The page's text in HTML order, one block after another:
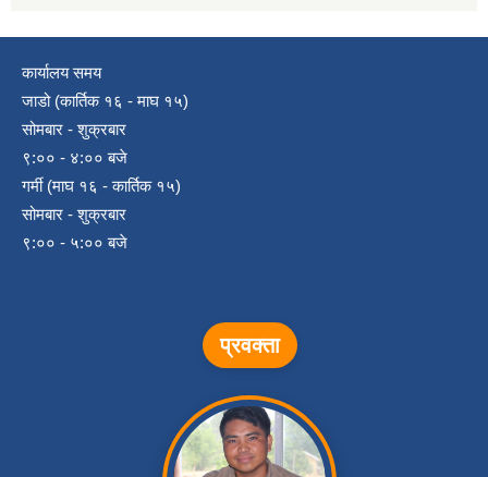
कार्यालय समय
जाडो (कार्तिक १६ - माघ १५)
सोमबार - शुक्रबार
९:०० - ४:०० बजे
गर्मी (माघ १६ - कार्तिक १५)
सोमबार - शुक्रबार
९:०० - ५:०० बजे
प्रवक्ता